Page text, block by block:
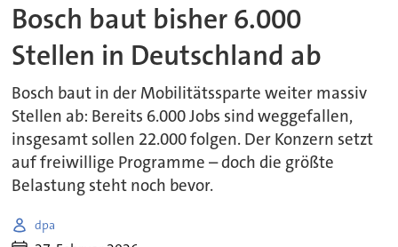
Bosch baut bisher 6.000
Stellen in Deutschland ab
Bosch baut in der Mobilitätssparte weiter massiv
Stellen ab: Bereits 6.000 Jobs sind weggefallen,
insgesamt sollen 22.000 folgen. Der Konzern setzt
auf freiwillige Programme – doch die größte
Belastung steht noch bevor.
dpa